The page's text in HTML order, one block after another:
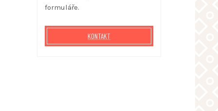
formuláře.
KONTAKT